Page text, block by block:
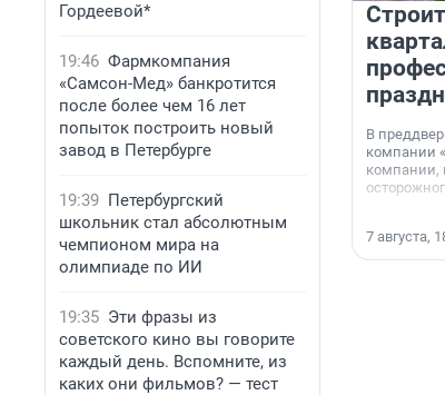
Гордеевой*
19:46 Фармкомпания
«Самсон-Мед» банкротится
после более чем 16 лет
попыток построить новый
завод в Петербурге
19:39 Петербургский
школьник стал абсолютным
чемпионом мира на
олимпиаде по ИИ
19:35 Эти фразы из
советского кино вы говорите
каждый день. Вспомните, из
каких они фильмов? — тест
В
компании
компании,
7 августа,